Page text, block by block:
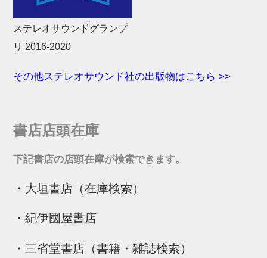
ステレオサウンドグランプ
リ 2016-2020
その他ステレオサウンド社の出版物はこちら >>
書店店頭在庫
下記書店の店頭在庫が検索できます。
・ 大垣書店（在庫検索）
・紀伊國屋書店
・ 三省堂書店（書籍・雑誌検索）